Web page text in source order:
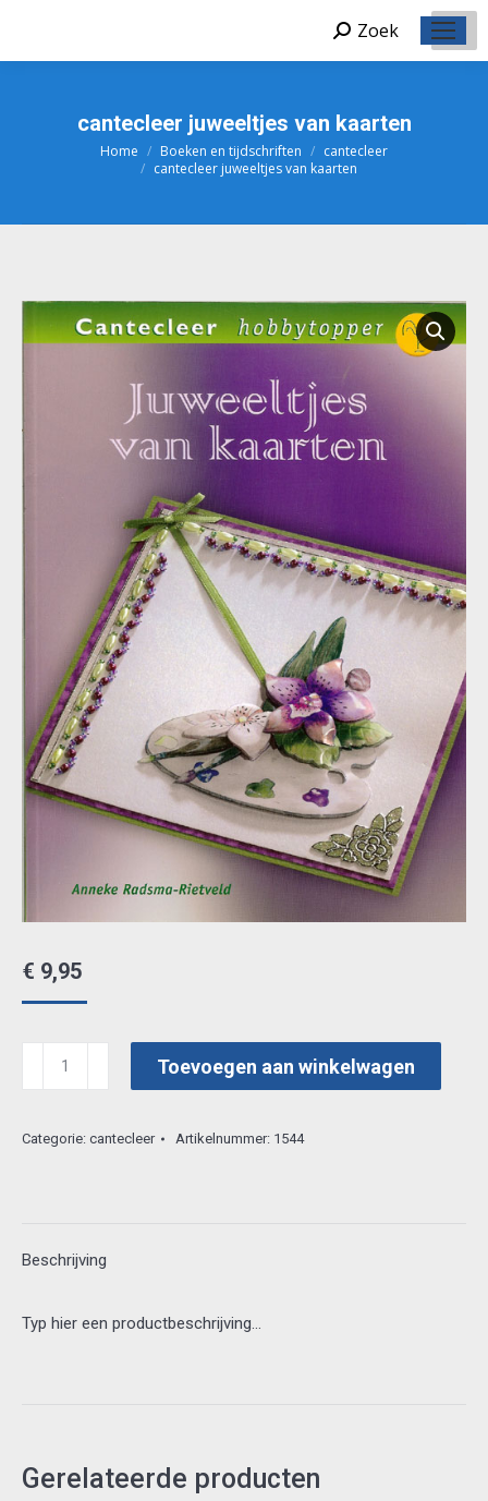
Zoeken:
Zoek
cantecleer juweeltjes van kaarten
Je bent hier:Home Boeken en tijdschriften
cantecleer
cantecleer juweeltjes van kaarten
€ 9,95
cantecleer
juweeltjes
kaarten
Toevoegen aan winkelwagen
Categorie: cantecleer Artikelnummer: 1544
Beschrijving
Typ hier een productbeschrijving…
Gerelateerde producten